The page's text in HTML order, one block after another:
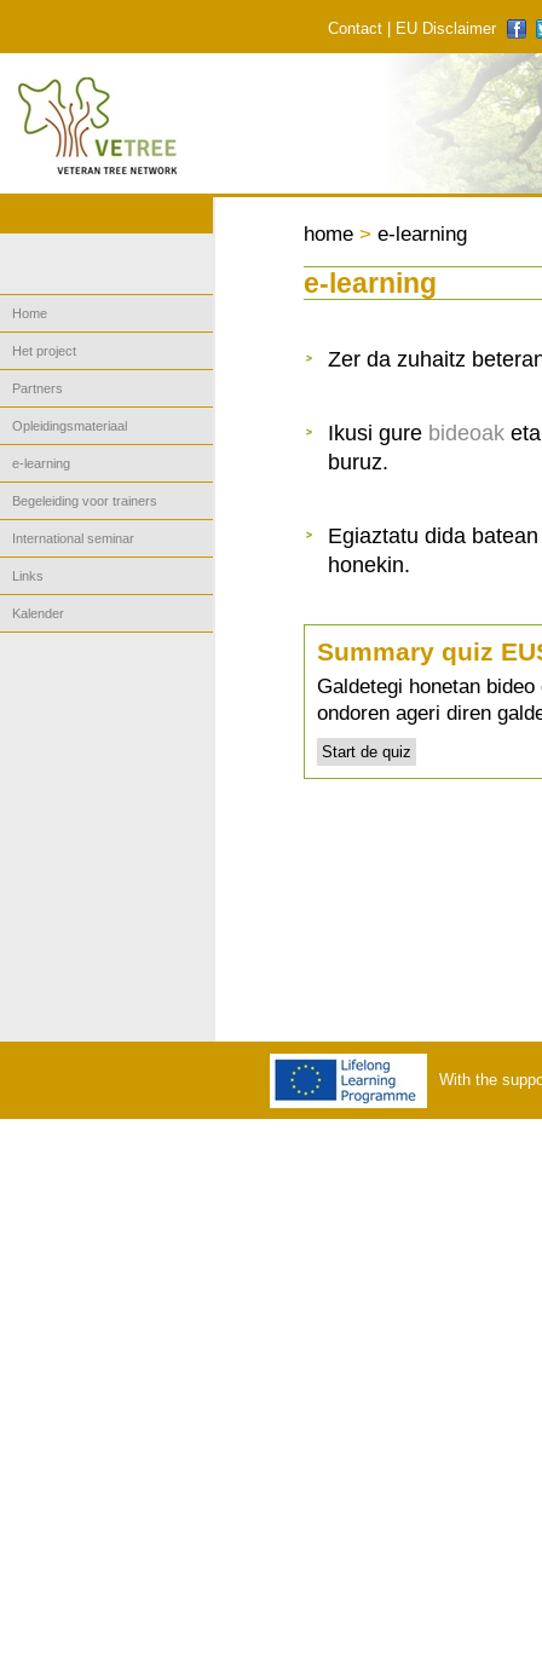
Contact EU Disclaimer
Home
Het project
Partners
Opleidingsmateriaal
e-learning
Begeleiding voor trainers
International seminar
Links
Kalender
home > e-learning
e-learning
Zer da zuhaitz
Ikusi gure bideoak
buruz.
Egiaztatu dida
honekin.
Summary quiz
Galdetegi honetan
ondoren ageri diren
With the